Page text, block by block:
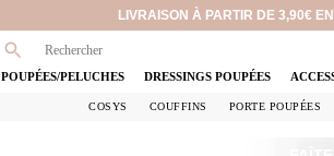
LIVRAISON À PARTIR DE 3,90€
POUPÉES/PELUCHES DRESSINGS POUPÉES
COSYS COUFFINS PORTE POUPÉES